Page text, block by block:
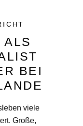
ALS
BEI
viele
Große,